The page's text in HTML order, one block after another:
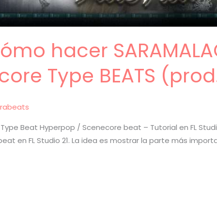
hacer
Type BEATS
Type Beat Hyperpop / Scenecore beat – Tutorial en FL
en FL Studio 21. La idea es mostrar la parte más